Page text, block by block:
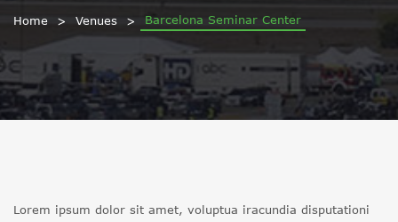
Home Venues Barcelona Seminar Center
Lorem ipsum dolor sit amet, voluptua iracundia disputationi